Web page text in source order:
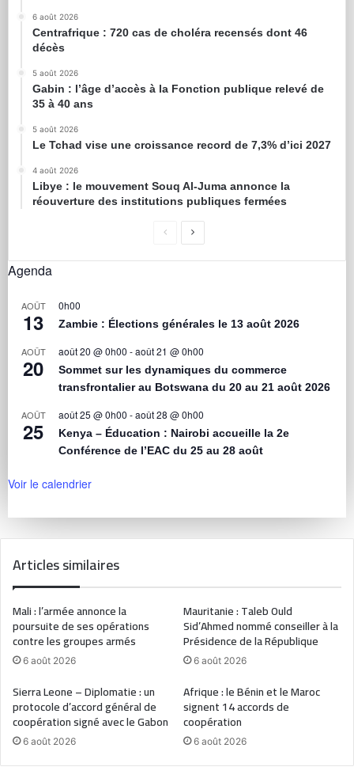
6 août 2026
Centrafrique : 720 cas de choléra recensés dont 46
décès
5 août 2026
Gabin : l’âge d’accès à la Fonction publique relevé de
35 à 40 ans
5 août 2026
Le Tchad vise une croissance record de 7,3% d’ici 2027
4 août 2026
Libye : le mouvement Souq Al-Juma annonce la
réouverture des institutions publiques fermées
Agenda
AOÛT
13
0h00
Zambie : Élections générales le 13 août 2026
AOÛT
20
août 20 @ 0h00 -août 21 @ 0h00
Sommet sur les dynamiques du commerce
transfrontalier au Botswana du 20 au 21 août 2026
AOÛT
25
août 25 @ 0h00 -août 28 @ 0h00
Kenya – Éducation : Nairobi accueille la 2e
Conférence de l’EAC du 25 au 28 août
Voir le calendrier
Articles similaires
Mali : l’armée annonce la
poursuite de ses opérations
contre les groupes armés
6 août 2026
Mauritanie : Taleb Ould
Sid’Ahmed nommé conseiller à la
Présidence de la République
6 août 2026
Sierra Leone – Diplomatie : un
protocole d’accord général de
coopération signé avec le Gabon
6 août 2026
Afrique : le Bénin et le Maroc
signent 14 accords de
coopération
6 août 2026